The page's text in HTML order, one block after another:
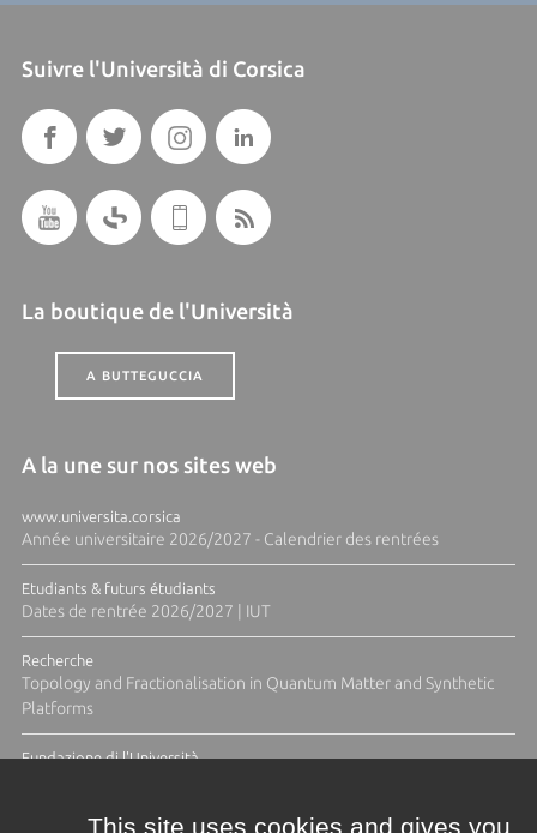
Suivre l'Università di Corsica
La boutique de l'Università
A BUTTEGUCCIA
A la une sur nos sites web
www.universita.corsica
Année universitaire 2026/2027 - Calendrier des rentrées
Etudiants & futurs étudiants
Dates de rentrée 2026/2027 | IUT
Recherche
Topology and Fractionalisation in Quantum Matter and Synthetic
Platforms
Fundazione di l'Università
This site uses cookies and gives you